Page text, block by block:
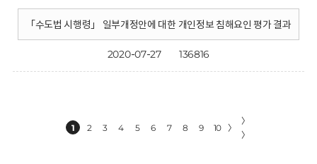
「수도법 시행령」 일부개정안에 대한 개인정보 침해요인 평가 결과
2020-07-27 136816
1 2 3 4 5 6 7 8 9 10 〉
〉
〉